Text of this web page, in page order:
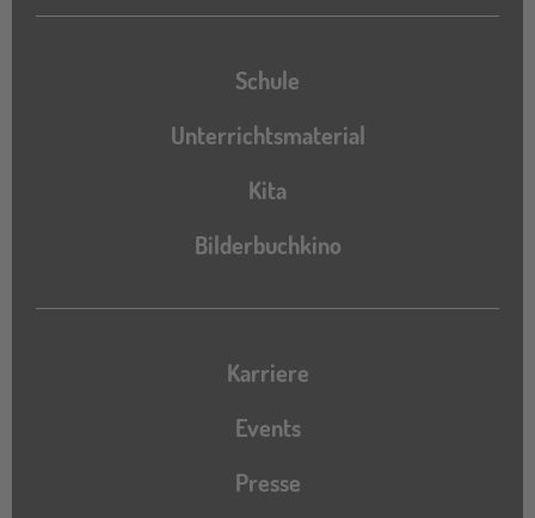
Schule
Unterrichtsmaterial
Kita
Bilderbuchkino
Karriere
Events
Presse